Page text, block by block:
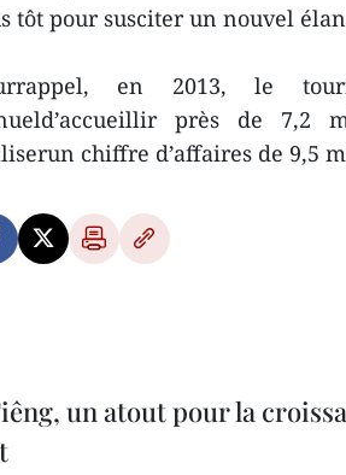
tôt pour susciter un nouvel
en 2013, le
près de 7,2
chiffre d’affaires de 9,5
un atout pour la